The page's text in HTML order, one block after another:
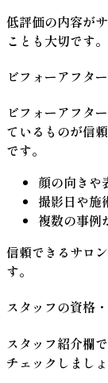
低評価の内容が
ことも大切です。
ビフォーアフタ
ビフォーアフター
ているものが信
です。
顔の向きや
撮影日や施
複数の事例
信頼できるサロ
す。
スタッフの資格
スタッフ紹介欄で
チェックしましょ